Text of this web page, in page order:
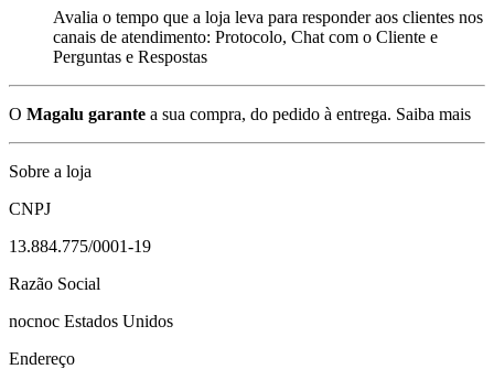
Avalia o tempo que a loja leva para responder aos clientes nos
canais de atendimento: Protocolo, Chat com o Cliente e
Perguntas e Respostas
O Magalu garante a sua compra, do pedido à entrega. Saiba mais
Sobre a loja
CNPJ
13.884.775/0001-19
Razão Social
nocnoc Estados Unidos
Endereço